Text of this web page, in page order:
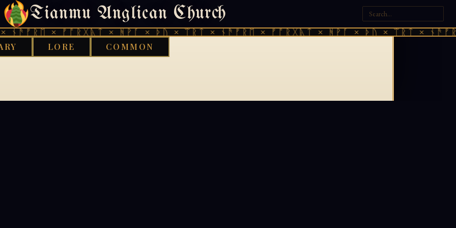
Tianmu Anglican Church
× ᚠᚩᚱᚷᚣᛏ × ᚻᚹᚪ × ᚦᚢ × ᛠᚱᛏ × ᚾᚫᚠᚱᛖ × ᚠᚩᚱᚷᚣᛏ × ᚻᚹᚪ × ᚦᚢ × ᛠᚱᛏ ×
LORE COMMON
404